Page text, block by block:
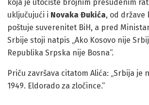
koja je utočište brojnim presuđenim
uključujući i Novaka Đukića, od države
poštuje suverenitet BiH, a pred
Srbije stoji natpis „Ako Kosovo nije
Republika Srpska nije Bosna“.
Priču završava citatom Alića: „Srbija je
1949. Eldorado za zločince.“